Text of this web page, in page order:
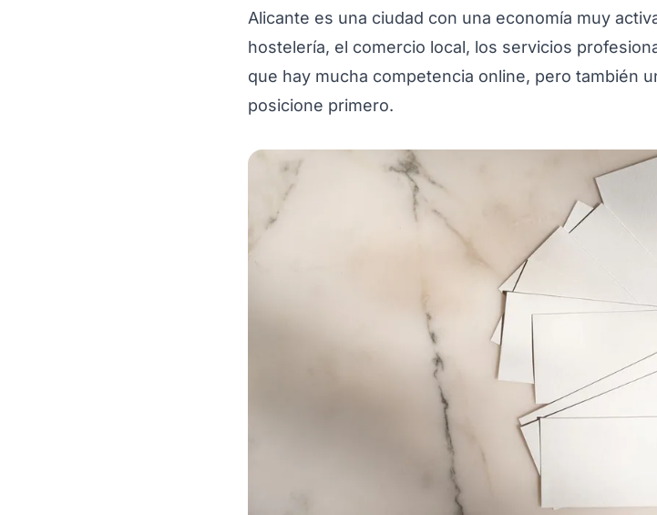
Alicante es una ciudad con una economía muy
hostelería, el comercio local, los servicios
que hay mucha competencia online, pero también
posicione primero.